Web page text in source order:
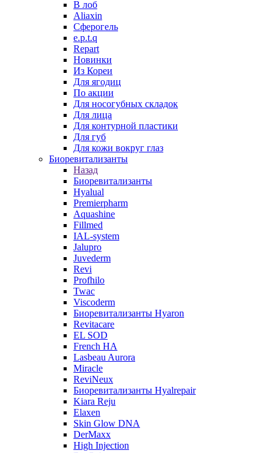
В лоб
Aliaxin
Сферогель
e.p.t.q
Repart
Новинки
Из Кореи
Для ягодиц
По акции
Для носогубных складок
Для лица
Для контурной пластики
Для губ
Для кожи вокруг глаз
Биоревитализанты
Назад
Биоревитализанты
Hyalual
Premierpharm
Aquashine
Fillmed
IAL-system
Jalupro
Juvederm
Revi
Profhilo
Twac
Viscoderm
Биоревитализанты Hyaron
Revitacare
EL SOD
French HA
Lasbeau Aurora
Miracle
ReviNeux
Биоревитализанты Hyalrepair
Kiara Reju
Elaxen
Skin Glow DNA
DerMaxx
High Injection